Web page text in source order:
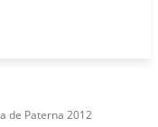
de Paterna 2012